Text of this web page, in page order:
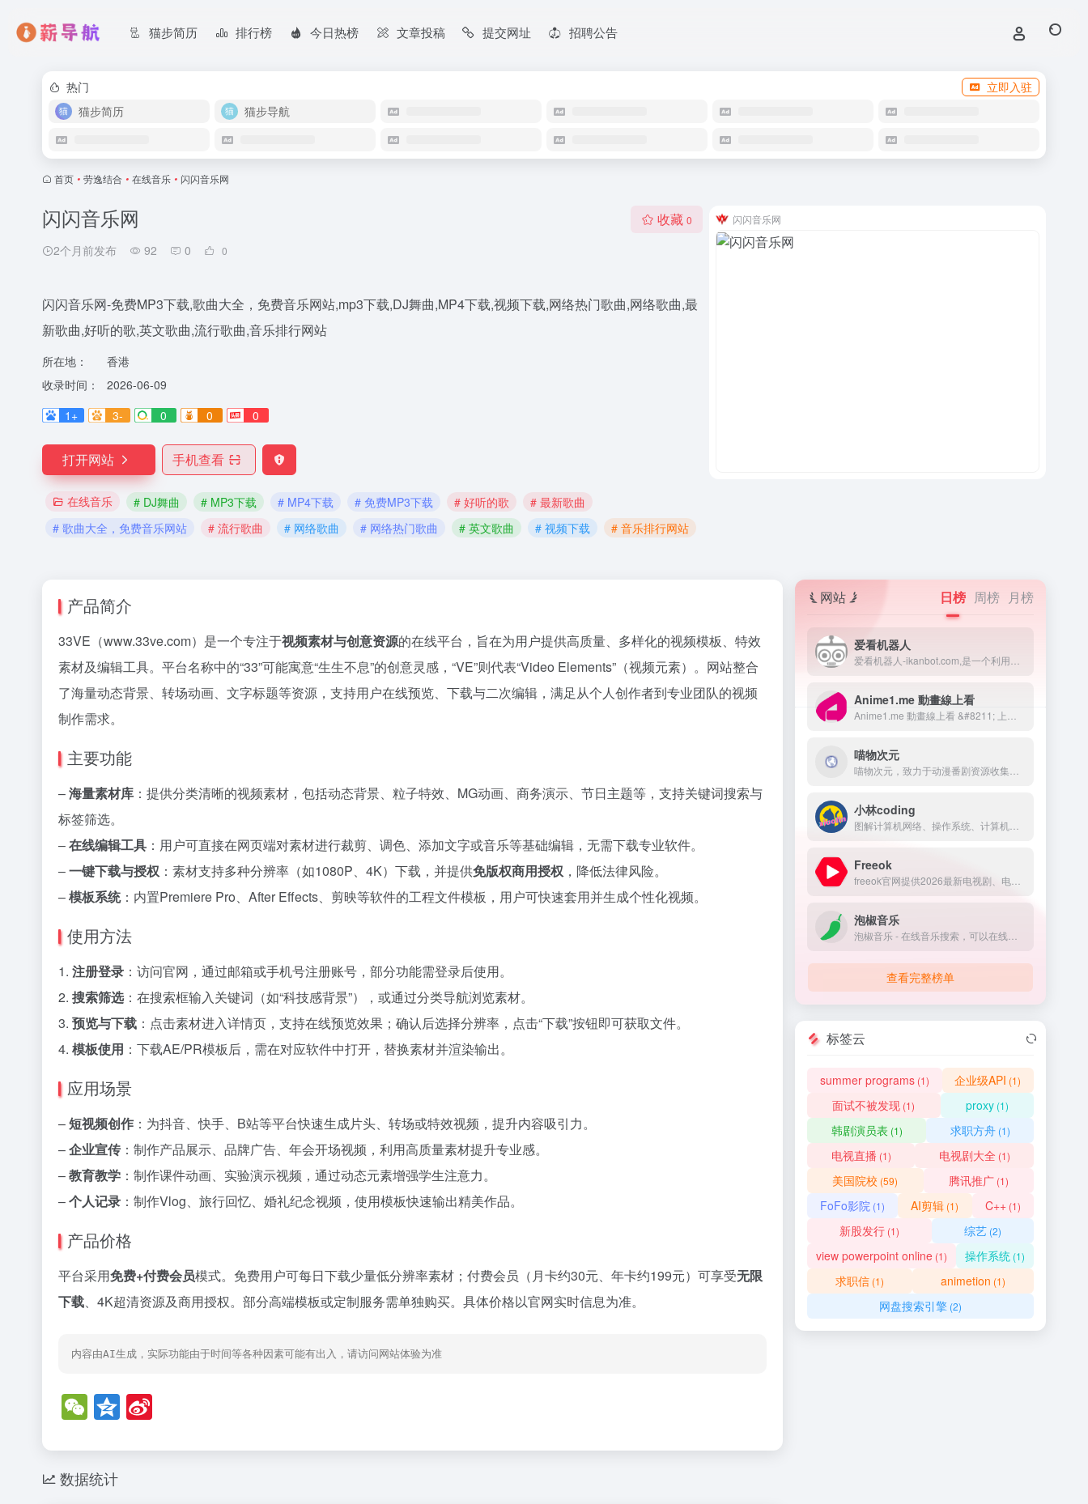
猫步简历 排行榜 今日热榜 文章投稿 提交网址 招聘公告
热门
立即入驻
猫步简历
猫步导航
首页 • 劳逸结合 • 在线音乐 • 闪闪音乐网
闪闪音乐网
2个月前发布 92 0 0
收藏 0
闪闪音乐网-免费MP3下载,歌曲大全，免费音乐网站,mp3下载,DJ舞曲,MP4下载,视频下载,网络热门歌曲,网络歌曲,最
新歌曲,好听的歌,英文歌曲,流行歌曲,音乐排行网站
所在地：
香港
收录时间：
2026-06-09
1+
3- 0 0 0
打开网站 手机查看
在线音乐 # DJ舞曲 # MP3下载 # MP4下载 # 免费MP3下载 # 好听的歌
# 最新歌曲
# 歌曲大全，免费音乐网站
# 流行歌曲 # 网络歌曲 # 网络热门歌曲 # 英文歌曲 # 视频下载 # 音乐排行网站
闪闪音乐网
产品简介
33VE（www.33ve.com）是一个专注于视频素材与创意资源的在线平台，旨在为用户提供高质量、多样化的视频模板、特效
素材及编辑工具。平台名称中的“33”可能寓意“生生不息”的创意灵感，“VE”则代表“Video Elements”（视频元素）。网站整合
了海量动态背景、转场动画、文字标题等资源，支持用户在线预览、下载与二次编辑，满足从个人创作者到专业团队的视频
制作需求。
主要功能
–海量素材库 ：提供分类清晰的视频素材，包括动态背景、粒子特效、MG动画、商务演示、节日主题等，支持关键词搜索与
标签筛选。
–在线编辑工具 ：用户可直接在网页端对素材进行裁剪、调色、添加文字或音乐等基础编辑，无需下载专业软件。
–一键下载与授权 ：素材支持多种分辨率（如1080P、4K）下载，并提供免版权商用授权 ，降低法律风险。
–模板系统：内置Premiere Pro、After Effects、剪映等软件的工程文件模板，用户可快速套用并生成个性化视频。
使用方法
1. 注册登录 ：访问官网，通过邮箱或手机号注册账号，部分功能需登录后使用。
2. 搜索筛选：在搜索框输入关键词（如“科技感背景”），或通过分类导航浏览素材。
3. 预览与下载 ：点击素材进入详情页，支持在线预览效果；确认后选择分辨率，点击“下载”按钮即可获取文件。
4. 模板使用 ：下载AE/PR模板后，需在对应软件中打开，替换素材并渲染输出。
应用场景
–短视频创作 ：为抖音、快手、B站等平台快速生成片头、转场或特效视频，提升内容吸引力。
–企业宣传 ：制作产品展示、品牌广告、年会开场视频，利用高质量素材提升专业感。
–教育教学 ：制作课件动画、实验演示视频，通过动态元素增强学生注意力。
–个人记录 ：制作Vlog、旅行回忆、婚礼纪念视频，使用模板快速输出精美作品。
产品价格
平台采用免费+付费会员模式。免费用户可每日下载少量低分辨率素材；付费会员（月卡约30元、年卡约199元）可享受无限
下载、4K超清资源及商用授权。部分高端模板或定制服务需单独购买。具体价格以官网实时信息为准。
内容由AI生成，实际功能由于时间等各种因素可能有出入，请访问网站体验为准
W
e
C
h
Q
z
o a
数据统计
网站 日榜 周榜 月榜
爱看机器人
Anime1.me 動畫線上看
喵物次元
小林coding
Freeok
泡椒音乐
查看完整榜单
标签云
summer programs(1) 企业级API (1)
面试不被发现 (1) proxy(1)
韩剧演员表 (1) 求职方舟(1)
电视直播 (1) 电视剧大全 (1)
美国院校 (59) 腾讯推广(1)
FoFo影院 (1) AI剪辑 (1) C++(1)
新股发行 (1) 综艺 (2)
view powerpoint online (1) 操作系统 (1)
求职信 (1) animetion (1)
网盘搜索引擎 (2)